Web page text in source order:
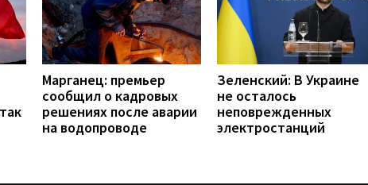
Марганец: премьер
сообщил о кадровых
решениях после аварии
на водопроводе
Зеленский: В Украине
не осталось
неповрежденных
электростанций